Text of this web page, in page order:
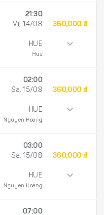
21:30
Vi, 14/08
HUE
Hue
360,000 đ
02:00
Sa, 15/08
HUE
Nguyen Hoang
360,000 đ
03:00
Sa, 15/08
HUE
Nguyen Hoang
360,000 đ
07:00